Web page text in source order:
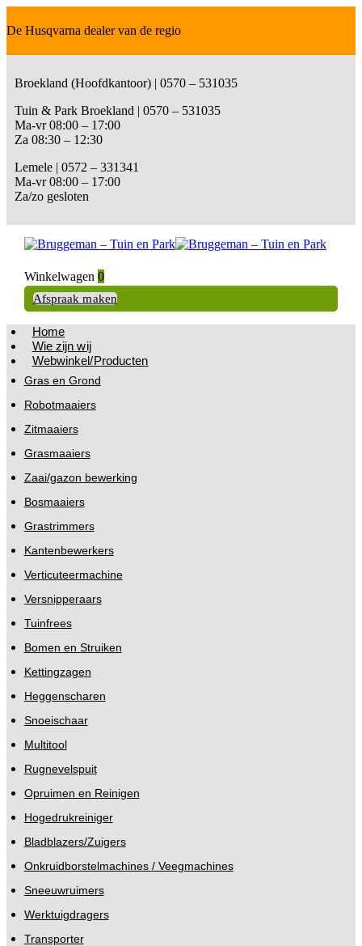
De Husqvarna dealer van de regio
Broekland (Hoofdkantoor) | 0570 – 531035
Tuin & Park Broekland | 0570 – 531035
Ma-vr 08:00 – 17:00
Za 08:30 – 12:30
Lemele | 0572 – 331341
Ma-vr 08:00 – 17:00
Za/zo gesloten
Winkelwagen 0
Afspraak maken
Home
Wie zijn wij
Webwinkel/Producten
Gras en Grond
Robotmaaiers
Zitmaaiers
Grasmaaiers
Zaai/gazon bewerking
Bosmaaiers
Grastrimmers
Kantenbewerkers
Verticuteermachine
Versnipperaars
Tuinfrees
Bomen en Struiken
Kettingzagen
Heggenscharen
Snoeischaar
Multitool
Rugnevelspuit
Opruimen en Reinigen
Hogedrukreiniger
Bladblazers/Zuigers
Onkruidborstelmachines / Veegmachines
Sneeuwruimers
Werktuigdragers
Transporter